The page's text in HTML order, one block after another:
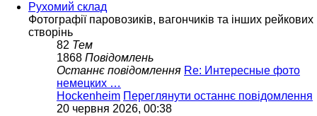
Рухомий склад
Фотографії паровозиків, вагончиків та інших рейкових
створінь
82 Тем
1868 Повідомлень
Останнє повідомлення Re: Интересные фото
немецких …
Hockenheim Переглянути останнє повідомлення
20 червня 2026, 00:38